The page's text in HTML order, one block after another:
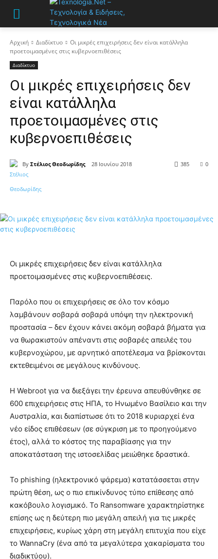
Αρχική Διαδίκτυο
Οι μικρές επιχειρήσεις δεν είναι κατάλληλα
προετοιμασμένες στις κυβερνοεπιθέσεις
Διαδίκτυο
Οι μικρές επιχειρήσεις δεν
είναι κατάλληλα
προετοιμασμένες στις
κυβερνοεπιθέσεις
By Στέλιος Θεοδωρίδης 28 Ιουνίου 2018 0
385
Οι μικρές επιχειρήσεις δεν είναι κατάλληλα
προετοιμασμένες στις κυβερνοεπιθέσεις.
Παρόλο που οι επιχειρήσεις σε όλο τον κόσμο
λαμβάνουν σοβαρά σοβαρά υπόψη την ηλεκτρονική
προστασία – δεν έχουν κάνει ακόμη σοβαρά βήματα για
να θωρακιστούν απέναντι στις σοβαρές απειλές του
κυβερνοχώρου, με αρνητικό αποτέλεσμα να βρίσκονται
εκτεθειμένοι σε μεγάλους κινδύνους.
Η Webroot για να διεξάγει την έρευνα απευθύνθηκε σε
600 επιχειρήσεις στις ΗΠΑ, το Ηνωμένο Βασίλειο και την
Αυστραλία, και διαπίστωσε ότι το 2018 κυριαρχεί ένα
νέο είδος επιθέσεων (σε σύγκριση με το προηγούμενο
έτος), αλλά το κόστος της παραβίασης για την
αποκατάσταση της ιστοσελίδας μειώθηκε δραστικά.
Το phishing (ηλεκτρονικό ψάρεμα) κατατάσσεται στην
πρώτη θέση, ως ο πιο επικίνδυνος τύπο επίθεσης από
κακόβουλο λογισμικό. Το Ransomware χαρακτηρίστηκε
επίσης ως η δεύτερη πιο μεγάλη απειλή για τις μικρές
επιχειρήσεις, κυρίως χάρη στη μεγάλη επιτυχία που είχε
το WannaCry (ένα από τα μεγαλύτερα χακαρίσματα του
διαδικτύου).